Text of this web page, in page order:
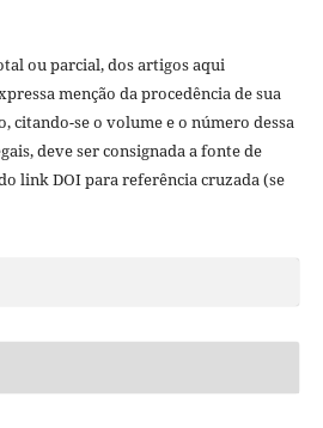
ou parcial, dos artigos aqui
menção da procedência de sua
citando-se o volume e o número dessa
deve ser consignada a fonte de
link DOI para referência cruzada (se